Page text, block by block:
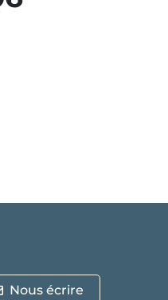
Nous écrire